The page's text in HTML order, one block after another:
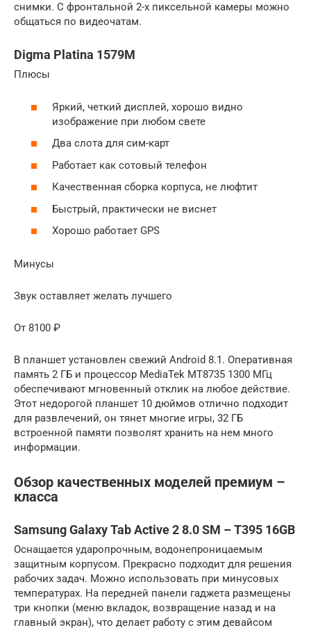
снимки. С фронтальной 2-х пиксельной камеры можно
общаться по видеочатам.
Digma Platina 1579M
Плюсы
Яркий, четкий дисплей, хорошо видно
изображение при любом свете
Два слота для сим-карт
Работает как сотовый телефон
Качественная сборка корпуса, не люфтит
Быстрый, практически не виснет
Хорошо работает GPS
Минусы
Звук оставляет желать лучшего
От 8100 ₽
В планшет установлен свежий Android 8.1. Оперативная
память 2 ГБ и процессор MediaTek MT8735 1300 МГц
обеспечивают мгновенный отклик на любое действие.
Этот недорогой планшет 10 дюймов отлично подходит
для развлечений, он тянет многие игры, 32 ГБ
встроенной памяти позволят хранить на нем много
информации.
Обзор качественных моделей премиум –
класса
Samsung Galaxy Tab Active 2 8.0 SM – T395 16GB
Оснащается ударопрочным, водонепроницаемым
защитным корпусом. Прекрасно подходит для решения
рабочих задач. Можно использовать при минусовых
температурах. На передней панели гаджета размещены
три кнопки (меню вкладок, возвращение назад и на
главный экран), что делает работу с этим девайсом